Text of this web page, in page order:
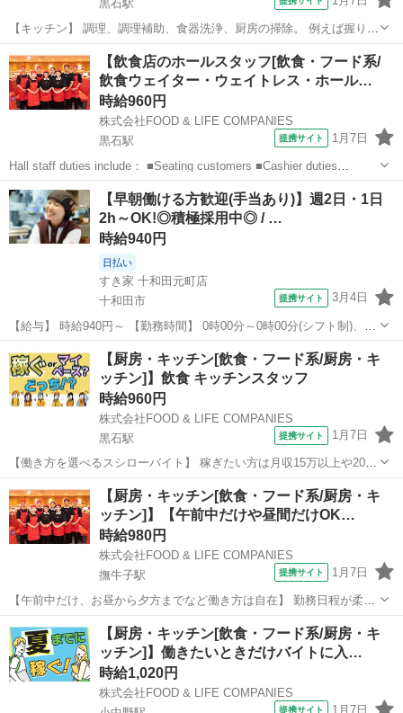
黒石駅
【キッチン】 調理、調理補助、食器洗浄、厨房の掃除。 例えば握りポ
ジションなら、しゃりにネタをのせるだけでOKです ※一部ホールに
出る業務がございます 未経験の方でもすぐに覚えられますよ☆ 【働い
ているスタッフの口コミ】...
青森 黒石市 黒石駅
【飲食店のホールスタッフ[飲食・フード系/
飲食ウェイター・ウェイトレス・ホール…
時給960円
株式会社FOOD & LIFE COMPANIES
黒石駅
提携サイト 1月7日
Hall staff duties include： ■Seating customers ■Cashier duties
■Cleaning tables The perfect position for those wh...
青森 黒石市 黒石駅 レストラン
【早朝働ける方歓迎(手当あり)】週2日・1日
2h～OK!◎積極採用中◎ / …
時給940円
日払い
すき家 十和田元町店
十和田市
提携サイト 3月4日
【給与】 時給940円～ 【勤務時間】 0時00分～0時00分(シフト制)、1
日2時間 週2日 から応相談 【お仕事内容】 【仕事内容】 ◆すき家スタ
ッフ募集◆ 【お仕事内容】 ◎接客 ◎調理 ◎販売 ◎金銭管理 ◎清...
青森 十和田市 レストラン
【厨房・キッチン[飲食・フード系/厨房・キ
ッチン]】飲食 キッチンスタッフ
時給960円
株式会社FOOD & LIFE COMPANIES
黒石駅
提携サイト 1月7日
【働き方を選べるスシローバイト】 稼ぎたい方は月収15万以上や20万
円以上が可能！※店舗により異なります マイペースに働きたい方は週
2日3時間勤務からOK あなたの希望する働き方が選べます 今月はシフ
ト多めで一気に稼いで ...
青森 黒石市 黒石駅 レストラン
【厨房・キッチン[飲食・フード系/厨房・キ
ッチン]】【午前中だけや昼間だけOK…
時給980円
株式会社FOOD & LIFE COMPANIES
撫牛子駅
提携サイト 1月7日
【午前中だけ、お昼から夕方までなど働き方は自在】 勤務日程が柔軟
な回転すしチェーンスシロー あなたの空き時間や都合の良い時間で働
きませんか？希望があれば応募時にお伝え下さい！ ■キッチン 調理、
調理補助、食器洗浄、厨房の掃...
青森 弘前市 撫牛子駅 レストラン
【厨房・キッチン[飲食・フード系/厨房・キ
ッチン]】働きたいときだけバイトに入…
時給1,020円
株式会社FOOD & LIFE COMPANIES
提携サイト 1月7日